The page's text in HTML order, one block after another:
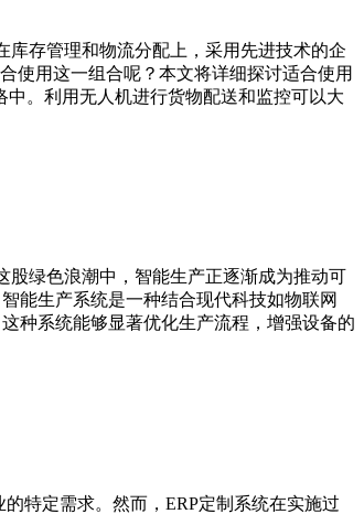
存管理和物流分配上，采用先进技术的企
使用这一组合呢？本文将详细探讨适合使用
。利用无人机进行货物配送和监控可以大
股绿色浪潮中，智能生产正逐渐成为推动可
能生产系统是一种结合现代科技如物联网
种系统能够显著优化生产流程，增强设备的
特定需求。然而，ERP定制系统在实施过